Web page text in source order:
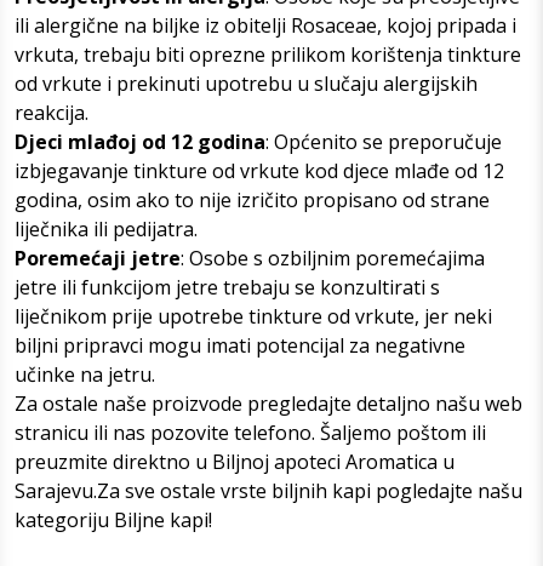
ili alergične na biljke iz obitelji Rosaceae, kojoj pripada i
vrkuta, trebaju biti oprezne prilikom korištenja tinkture
od vrkute i prekinuti upotrebu u slučaju alergijskih
reakcija.
Djeci mlađoj od 12 godina: Općenito se preporučuje
izbjegavanje tinkture od vrkute kod djece mlađe od 12
godina, osim ako to nije izričito propisano od strane
liječnika ili pedijatra.
Poremećaji jetre: Osobe s ozbiljnim poremećajima
jetre ili funkcijom jetre trebaju se konzultirati s
liječnikom prije upotrebe tinkture od vrkute, jer neki
biljni pripravci mogu imati potencijal za negativne
učinke na jetru.
Za ostale naše proizvode pregledajte detaljno našu web
stranicu ili nas pozovite telefono. Šaljemo poštom ili
preuzmite direktno u Biljnoj apoteci Aromatica u
Sarajevu.Za sve ostale vrste biljnih kapi pogledajte našu
kategoriju Biljne kapi!